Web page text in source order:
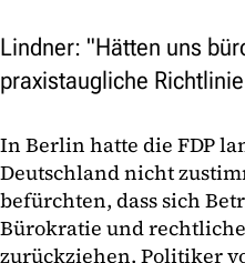
Lindner: "Hätten uns
praxistaugliche
In Berlin hatte die FDP
Deutschland nicht
befürchten, dass sich
Bürokratie und
zurückziehen. Politiker